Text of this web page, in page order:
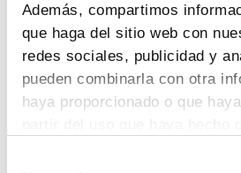
Además, compartimos
que haga del sitio web con
redes sociales, publicidad y
pueden combinarla con otra
haya proporcionado o que